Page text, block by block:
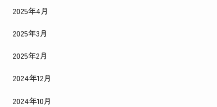
2025年4月
2025年3月
2025年2月
2024年12月
2024年10月